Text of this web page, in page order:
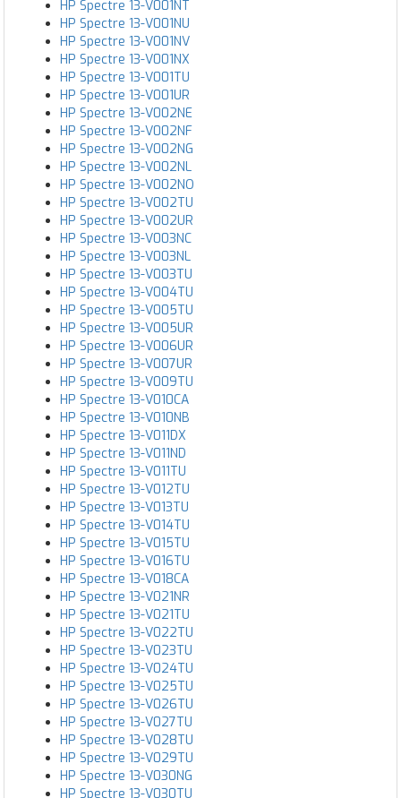
HP Spectre 13-V001NT
HP Spectre 13-V001NU
HP Spectre 13-V001NV
HP Spectre 13-V001NX
HP Spectre 13-V001TU
HP Spectre 13-V001UR
HP Spectre 13-V002NE
HP Spectre 13-V002NF
HP Spectre 13-V002NG
HP Spectre 13-V002NL
HP Spectre 13-V002NO
HP Spectre 13-V002TU
HP Spectre 13-V002UR
HP Spectre 13-V003NC
HP Spectre 13-V003NL
HP Spectre 13-V003TU
HP Spectre 13-V004TU
HP Spectre 13-V005TU
HP Spectre 13-V005UR
HP Spectre 13-V006UR
HP Spectre 13-V007UR
HP Spectre 13-V009TU
HP Spectre 13-V010CA
HP Spectre 13-V010NB
HP Spectre 13-V011DX
HP Spectre 13-V011ND
HP Spectre 13-V011TU
HP Spectre 13-V012TU
HP Spectre 13-V013TU
HP Spectre 13-V014TU
HP Spectre 13-V015TU
HP Spectre 13-V016TU
HP Spectre 13-V018CA
HP Spectre 13-V021NR
HP Spectre 13-V021TU
HP Spectre 13-V022TU
HP Spectre 13-V023TU
HP Spectre 13-V024TU
HP Spectre 13-V025TU
HP Spectre 13-V026TU
HP Spectre 13-V027TU
HP Spectre 13-V028TU
HP Spectre 13-V029TU
HP Spectre 13-V030NG
HP Spectre 13-V030TU